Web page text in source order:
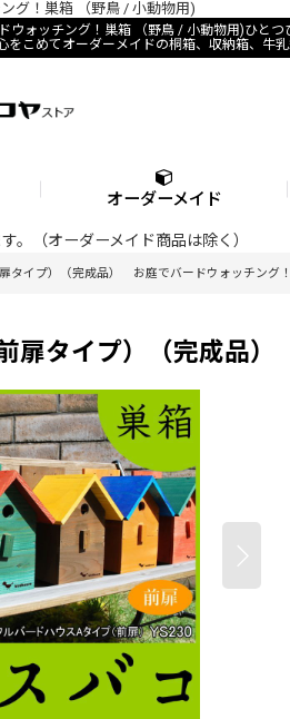
グ！巣箱 （野鳥 / 小動物用)
ォッチング！巣箱 （野鳥 / 小動物用)ひと
こめてオーダーメイドの桐箱、収納箱、牛
オーダーメイド
。（オーダーメイド商品は除く）
タイプ）（完成品） お庭でバードウォッチング
扉タイプ）（完成品